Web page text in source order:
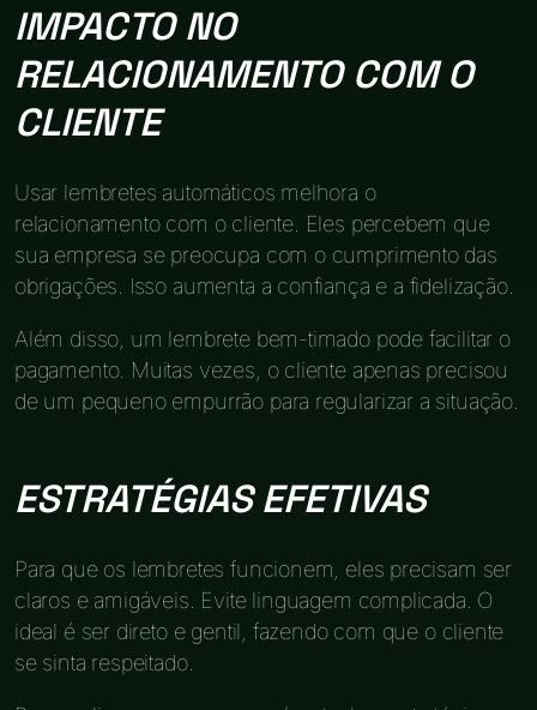
IMPACTO NO
RELACIONAMENTO COM O
CLIENTE
Usar lembretes automáticos melhora o
relacionamento com o cliente. Eles percebem que
sua empresa se preocupa com o cumprimento das
obrigações. Isso aumenta a confiança e a fidelização.
Além disso, um lembrete bem-timado pode facilitar o
pagamento. Muitas vezes, o cliente apenas precisou
de um pequeno empurrão para regularizar a situação.
ESTRATÉGIAS EFETIVAS
Para que os lembretes funcionem, eles precisam ser
claros e amigáveis. Evite linguagem complicada. O
ideal é ser direto e gentil, fazendo com que o cliente
se sinta respeitado.